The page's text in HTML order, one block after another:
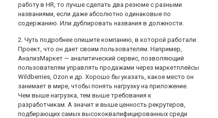
работу в HR, то лучше сделать два резюме с разными
названиями, если даже абсолютно одинаковые по
содержанию. Или дублировать названия в должности.
2. Чуть подробнее опишите компанию, в которой работали.
Проект, что он дает своим пользователям. Например,
АнализМаркет — аналитический сервис, позволяющий
пользователям управлять продажами через маркетплейсы
Wildberries, Ozon и др. Хорошо бы указать, какое место он
занимает в мире, чтобы понять нагрузку на приложение.
Чем выше нагрузка, тем выше требования к
разработчикам. А значит и выше ценность рекрутеров,
подбирающих самых высококвалифицированных среди